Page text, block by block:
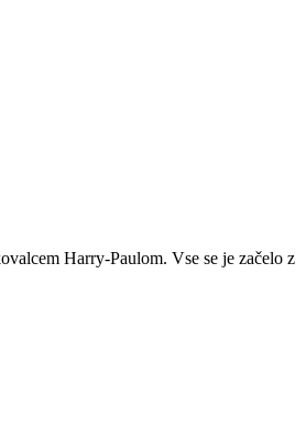
Harry-Paulom. Vse se je začelo z